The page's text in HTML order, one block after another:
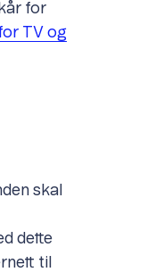
for
TV og
skal
dette
til